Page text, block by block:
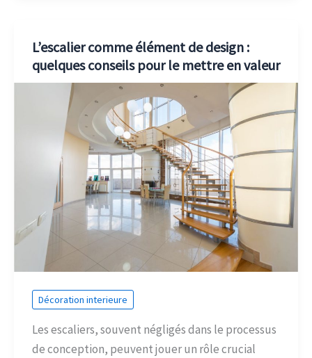
L’escalier comme élément de design :
quelques conseils pour le mettre en valeur
Décoration interieure
Les escaliers, souvent négligés dans le processus
de conception, peuvent jouer un rôle crucial